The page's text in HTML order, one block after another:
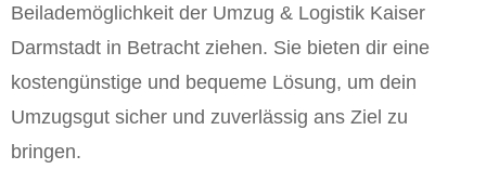
Beilademöglichkeit der Umzug & Logistik Kaiser
Darmstadt in Betracht ziehen. Sie bieten dir eine
kostengünstige und bequeme Lösung, um dein
Umzugsgut sicher und zuverlässig ans Ziel zu
bringen.